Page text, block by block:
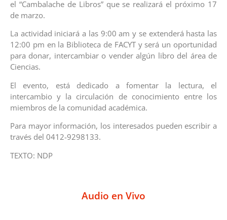
el “Cambalache de Libros” que se realizará el próximo 17
de marzo.
La actividad iniciará a las 9:00 am y se extenderá hasta las
12:00 pm en la Biblioteca de FACYT y será un oportunidad
para donar, intercambiar o vender algún libro del área de
Ciencias.
El evento, está dedicado a fomentar la lectura, el
intercambio y la circulación de conocimiento entre los
miembros de la comunidad académica.
Para mayor información, los interesados pueden escribir a
través del 0412-9298133.
TEXTO: NDP
Audio en Vivo